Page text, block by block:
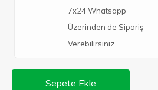
7x24 Whatsapp
Üzerinden de Sipariş
Verebilirsiniz.
Sepete Ekle